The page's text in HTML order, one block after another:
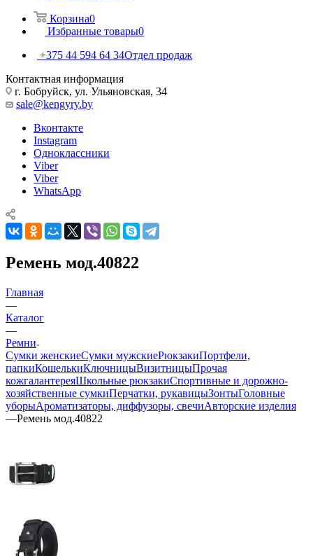
Корзина0
Избранные товары0
+375 44 594 64 34Отдел продаж
Контактная информация
г. Бобруйск, ул. Ульяновская, 34
sale@kengyry.by
Вконтакте
Instagram
Одноклассники
Viber
Viber
WhatsApp
Ремень мод.40822
Главная
—
Каталог
—
Ремни
Сумки женскиеСумки мужскиеРюкзакиПортфели,
папкиКошелькиКлючницыВизитницыПрочая
кожгалантереяШкольные рюкзакиСпортивные и дорожно-
хозяйственные сумкиПерчатки, рукавицыЗонтыГоловные
уборыАроматизаторы, диффузоры, свечиАвторские изделия
—Ремень мод.40822